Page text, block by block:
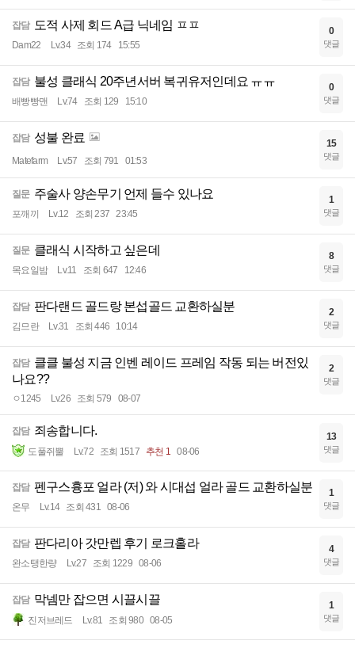
잡담 도적 사제 회드 A급 닉네임 ㅍㅍ
Dam22 Lv.34 조회 174 15:55
0
댓글
잡담 불성 클래식 20주년서버 복귀유저인데요 ㅠㅠ
배빵빵맨 Lv.74 조회 129 15:10
0
댓글
잡담 성불 완료
Matefarm Lv.57 조회 791 01:53
15
댓글
질문 주술사 양손무기 언제 들수 있나요
포깨끼 Lv.12 조회 237 23:45
1
댓글
질문 클래식 시작하고 싶은데
목요일밤 Lv.11 조회 647 12:46
8
댓글
잡담 판다랜드 골드랑 본섭골드 교환하실분
김므란 Lv.31 조회 446 10:14
2
댓글
잡담 클클 불성 지금 인벤 레이드 프레임 작동 되는 버전있
나요??
ㅇ1245 Lv.26 조회 579 08-07
2
댓글
잡담 죄송합니다.
도풀쥐뿔 Lv.72 조회 1517 추천 1 08-06
13
댓글
잡담 펜구스흉포 얼라 (저) 와 시대섭 얼라 골드 교환하실분
온무 Lv.14 조회 431 08-06
1
댓글
잡담 판다리아 갓만렙 후기 로크홀라
완소탱한량 Lv.27 조회 1229 08-06
4
댓글
잡담 막넴만 잡으면 시끌시끌
진저브레드 Lv.81 조회 980 08-05
1
댓글